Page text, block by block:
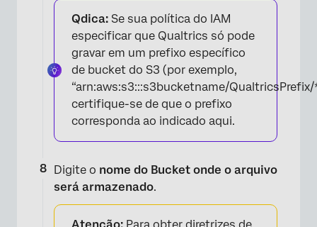
Qdica: Se sua política do IAM
especificar que Qualtrics só pode
gravar em um prefixo específico
de bucket do S3 (por exemplo,
“arn:aws:s3:::s3bucketname/QualtricsPrefix/
certifique-se de que o prefixo
corresponda ao indicado aqui.
Digite o nome do Bucket onde o arquivo
será armazenado.
Atenção: Para obter diretrizes de